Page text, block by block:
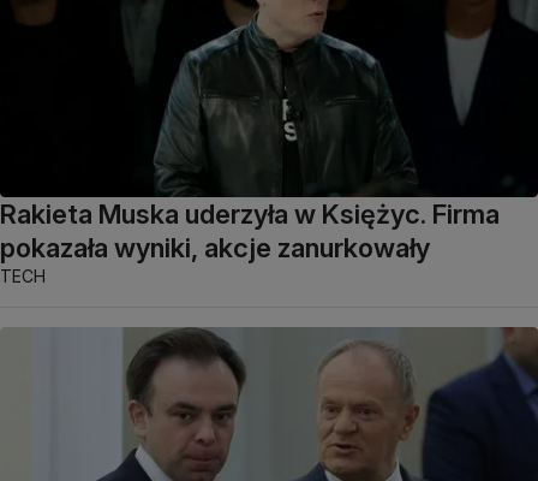
Rakieta Muska uderzyła w Księżyc. Firma
pokazała wyniki, akcje zanurkowały
TECH